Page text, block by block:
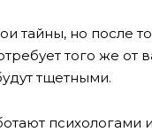
тайны, но после
того же от
тщетными.
психологами